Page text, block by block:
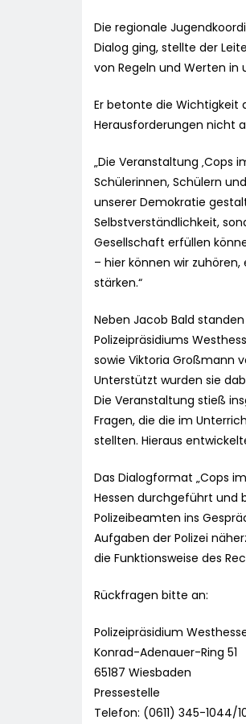
Die regionale
Dialog ging, stellte der
von Regeln und Werten in
Er betonte die Wichtigkeit
Herausforderungen nicht
„Die Veranstaltung ‚Cops
Schülerinnen, Schülern
unserer Demokratie
Selbstverständlichkeit,
Gesellschaft erfüllen
– hier können wir
stärken.“
Neben Jacob Bald
Polizeipräsidiums
sowie Viktoria Großmann
Unterstützt wurden sie
Die Veranstaltung stieß
Fragen, die die im
stellten. Hieraus
Das Dialogformat „Cops
Hessen durchgeführt und
Polizeibeamten ins
Aufgaben der Polizei
die Funktionsweise des
Rückfragen bitte an:
Polizeipräsidium
Konrad-Adenauer-Ring 51
65187 Wiesbaden
Pressestelle
Telefon: (0611) 345-1044/